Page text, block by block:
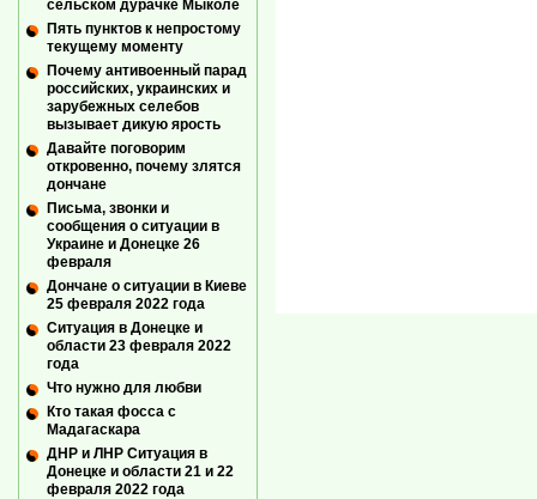
сельском дурачке Мыколе
Пять пунктов к непростому
текущему моменту
Почему антивоенный парад
российских, украинских и
зарубежных селебов
вызывает дикую ярость
Давайте поговорим
откровенно, почему злятся
дончане
Письма, звонки и
сообщения о ситуации в
Украине и Донецке 26
февраля
Дончане о ситуации в Киеве
25 февраля 2022 года
Ситуация в Донецке и
области 23 февраля 2022
года
Что нужно для любви
Кто такая фосса с
Мадагаскара
ДНР и ЛНР Ситуация в
Донецке и области 21 и 22
февраля 2022 года